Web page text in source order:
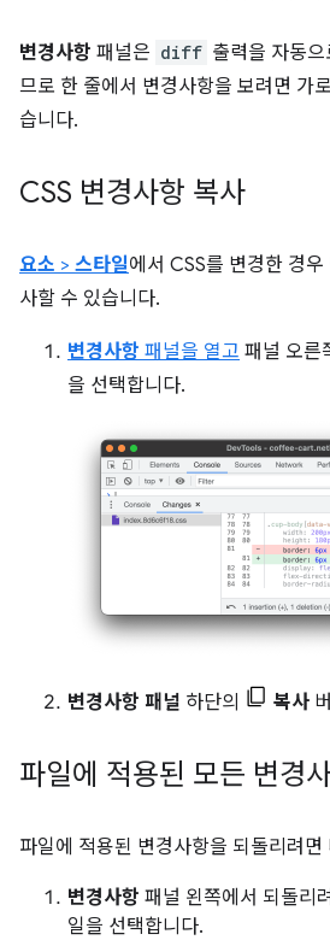
변경사항 패널은 diff 출력을 자동
므로 한 줄에서 변경사항을 보려면 가
습니다.
CSS 변경사항 복사
요소 > 스타일에서 CSS를 변경한 경
사할 수 있습니다.
변경사항 패널을 열고 패널 오른
을 선택합니다.
변경사항 패널 하단의 복사
파일에 적용된 모든 변경
파일에 적용된 변경사항을 되돌리려
변경사항 패널 왼쪽에서 되돌리
일을 선택합니다.